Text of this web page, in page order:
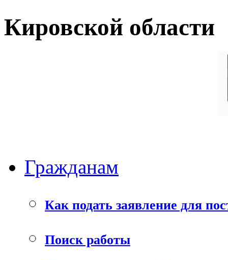
Кировской области
Гражданам
Как подать заявление для
Поиск работы